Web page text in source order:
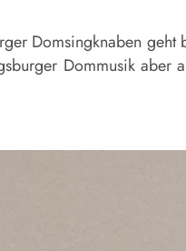
Domsingknaben
Dommusik aber